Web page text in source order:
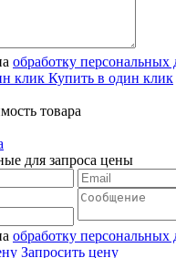
обработку персональных
Купить в один клик
товара
для запроса цены
обработку персональных
Запросить цену